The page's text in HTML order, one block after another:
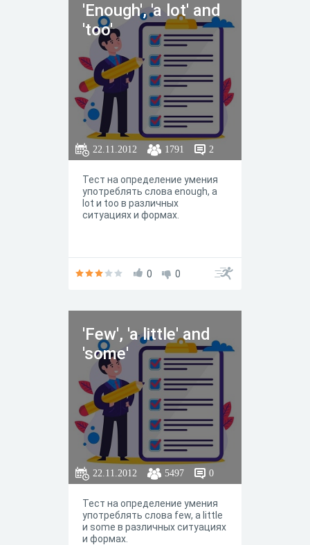
'Enough', 'a lot' and
'too'
22.11.2012 1791 2
Тест на определение умения
употреблять слова еnough, a
lot и too в различных
ситуациях и формах.
0 0
'Few', 'a little' and
'some'
22.11.2012 5497 0
Тест на определение умения
употреблять слова few, a little
и some в различных ситуациях
и формах.